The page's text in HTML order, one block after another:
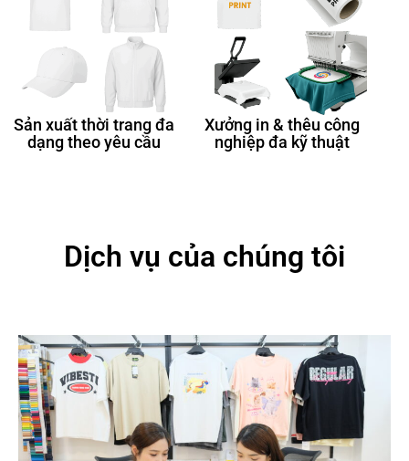
Sản xuất thời trang đa
dạng theo yêu cầu
Xưởng in & thêu công
nghiệp đa kỹ thuật
Dịch vụ của chúng tôi